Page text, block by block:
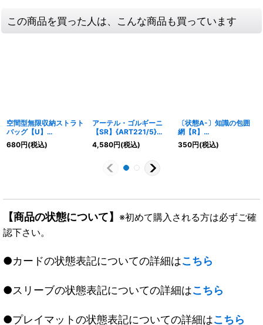
この商品を買った人は、こんな商品も買っています
空間型無限収納ストラト
バッグ【U】
{22RP2X48/74}《自
然》
680円(税込)
アーテル・ゴルギーニ
【SR】{ART221/5}
《闇》
4,580円(税込)
〔状態A-〕知識の包囲
網【R】
{DMR0521/110}《水》
350円(税込)
【商品の状態について】 ※初めて購入される方は必ずご確
認下さい。
●カードの状態表記についての詳細はこちら
●スリーブの状態表記についての詳細はこちら
●プレイマットの状態表記についての詳細はこちら